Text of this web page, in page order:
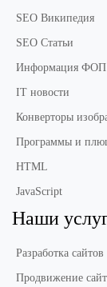
SEO Википедия
SEO Статьи
Информация ФОП
IT новости
Конверторы
Программы и
HTML
JavaScript
Наши
Разработка сайтов
Продвижение